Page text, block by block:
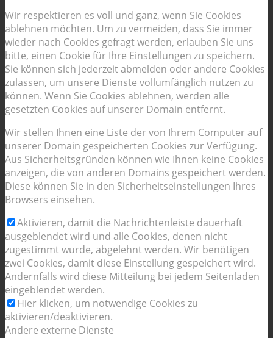
Wir respektieren es voll und ganz, wenn Sie Cookies
ablehnen möchten. Um zu vermeiden, dass Sie immer
wieder nach Cookies gefragt werden, erlauben Sie uns
bitte, einen Cookie für Ihre Einstellungen zu speichern.
Sie können sich jederzeit abmelden oder andere Cookies
zulassen, um unsere Dienste vollumfänglich nutzen zu
können. Wenn Sie Cookies ablehnen, werden alle
gesetzten Cookies auf unserer Domain entfernt.
Wir stellen Ihnen eine Liste der von Ihrem Computer auf
unserer Domain gespeicherten Cookies zur Verfügung.
Aus Sicherheitsgründen können wie Ihnen keine Cookies
anzeigen, die von anderen Domains gespeichert werden.
Diese können Sie in den Sicherheitseinstellungen Ihres
Browsers einsehen.
Aktivieren, damit die Nachrichtenleiste dauerhaft
ausgeblendet wird und alle Cookies, denen nicht
zugestimmt wurde, abgelehnt werden. Wir benötigen
zwei Cookies, damit diese Einstellung gespeichert wird.
Andernfalls wird diese Mitteilung bei jedem Seitenladen
eingeblendet werden.
Hier klicken, um notwendige Cookies zu
aktivieren/deaktivieren.
Andere externe Dienste